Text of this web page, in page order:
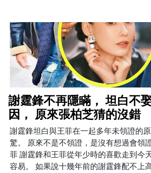
謝霆鋒不再隱瞞， 坦白不
因， 原來張柏芝猜的沒錯
謝霆鋒坦白與王菲在一起多年未領證的
驚。 原來不是不領證，是沒有想過會領
菲 謝霆鋒和王菲從年少時的喜歡走到今
容易。 如果說十幾年前的謝霆鋒配不上